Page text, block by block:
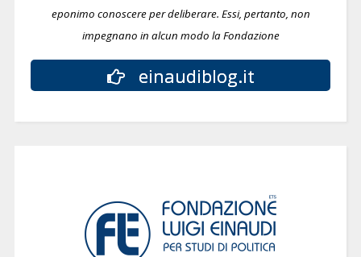
eponimo conoscere per deliberare. Essi, pertanto, non
impegnano in alcun modo la Fondazione
einaudiblog.it